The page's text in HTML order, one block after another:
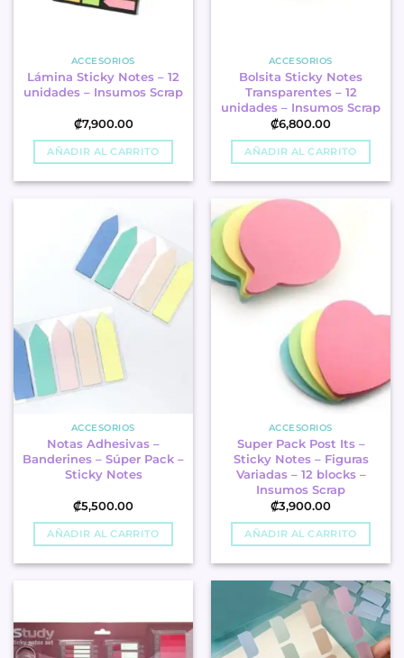
ACCESORIOS
Lámina Sticky Notes – 12
unidades – Insumos Scrap
₡7,900.00
AÑADIR AL CARRITO
ACCESORIOS
Bolsita Sticky Notes
Transparentes – 12
unidades – Insumos Scrap
₡6,800.00
AÑADIR AL CARRITO
ACCESORIOS
Notas Adhesivas –
Banderines – Súper Pack –
Sticky Notes
₡5,500.00
AÑADIR AL CARRITO
ACCESORIOS
Super Pack Post Its –
Sticky Notes – Figuras
Variadas – 12 blocks –
Insumos Scrap
₡3,900.00
AÑADIR AL CARRITO